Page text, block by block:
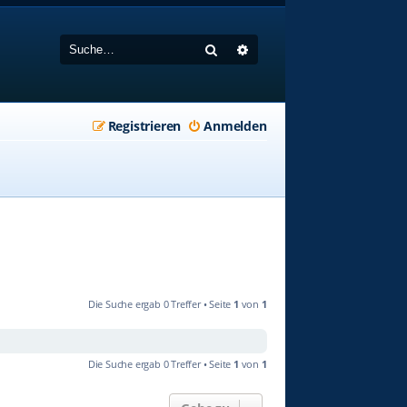
Suche
Anmelden
Registrieren
Die Suche ergab 0 Treffer • Seite 1 von 1
Die Suche ergab 0 Treffer • Seite 1 von 1